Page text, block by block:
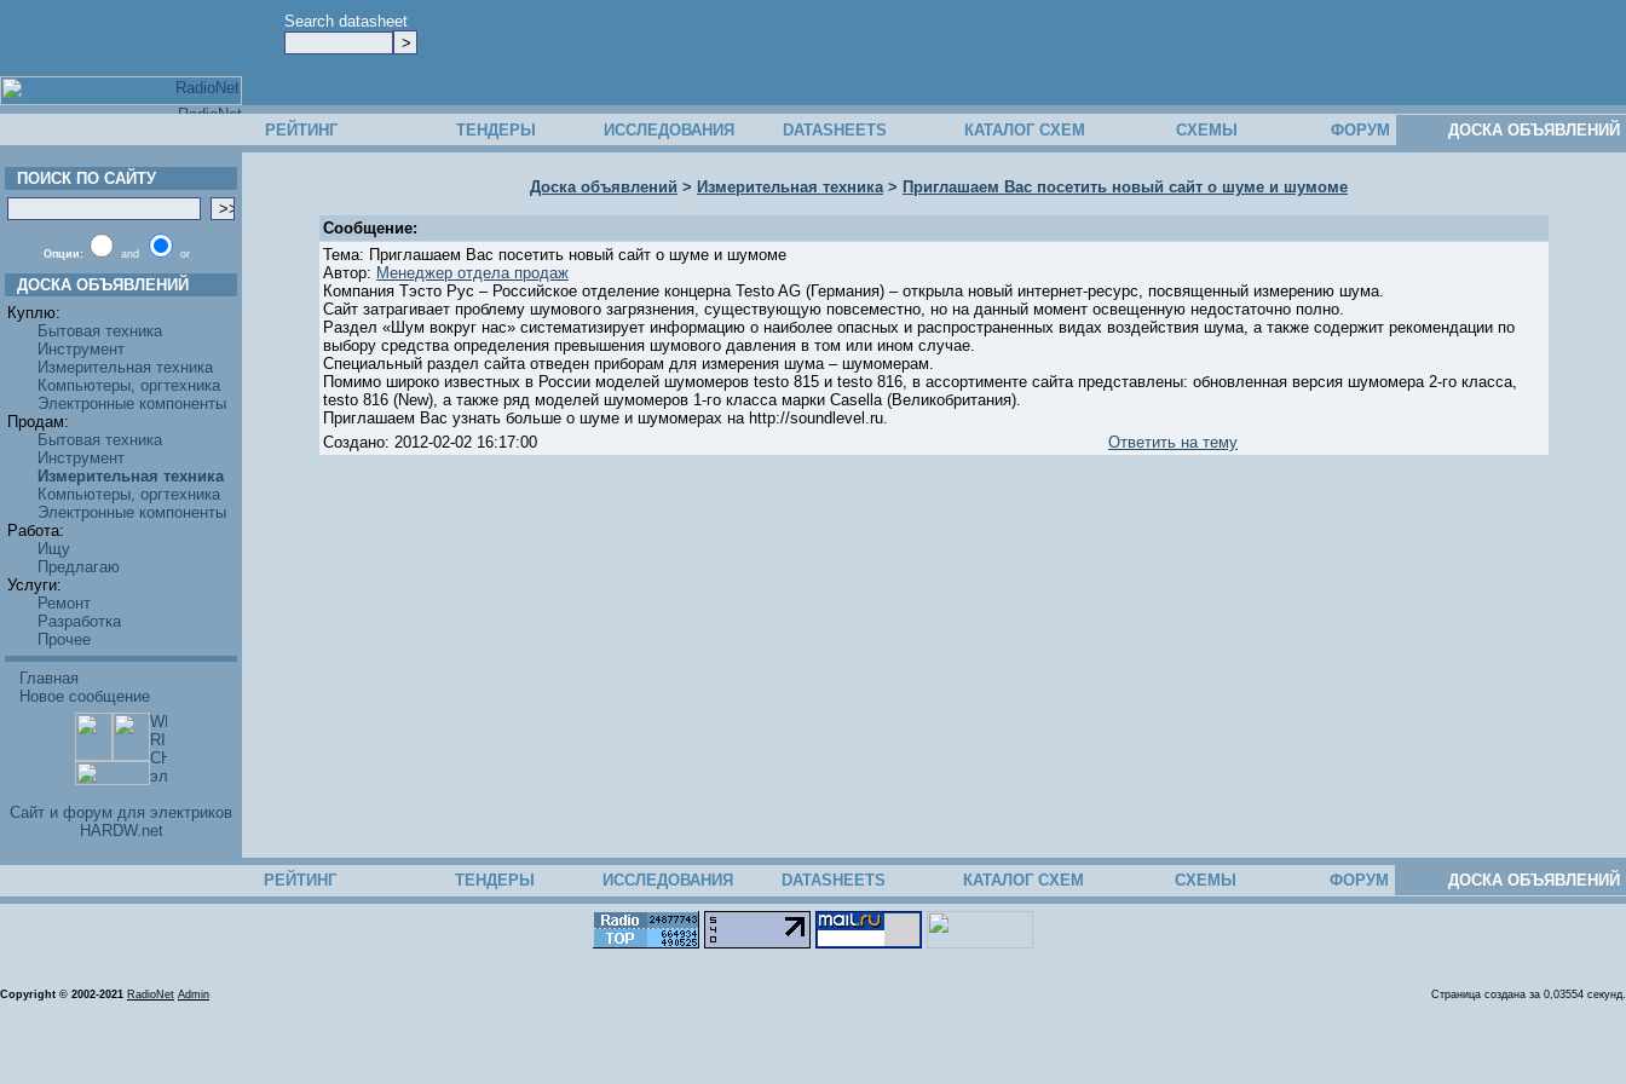
Search datasheet
РЕЙТИНГ ТЕНДЕРЫ ИССЛЕДОВАНИЯ DATASHEETS КАТАЛОГ СХЕМ СХЕМЫ ФОРУМ ДОСКА ОБЪЯВЛЕНИЙ
ПОИСК ПО САЙТУ
Опции: and or
ДОСКА ОБЪЯВЛЕНИЙ
Куплю:
Бытовая техника
Инструмент
Измерительная техника
Компьютеры, оргтехника
Электронные компоненты
Продам:
Бытовая техника
Инструмент
Измерительная техника
Компьютеры, оргтехника
Электронные компоненты
Работа:
Ищу
Предлагаю
Услуги:
Ремонт
Разработка
Прочее
Главная
Новое сообщение
Cайт и форум для электриков
HARDW.net
Доска объявлений > Измерительная техника> Приглашаем Вас посетить новый сайт о шуме и шумоме
Сообщение:
Тема: Приглашаем Вас посетить новый сайт о шуме и шумоме
Автор: Менеджер отдела продаж
Компания Тэсто Рус – Российское отделение концерна Testo AG (Германия) – открыла новый интернет-ресурс, посвященный измерению шума.
Сайт затрагивает проблему шумового загрязнения, существующую повсеместно, но на данный момент освещенную недостаточно полно.
Раздел «Шум вокруг нас» систематизирует информацию о наиболее опасных и распространенных видах воздействия шума, а также содержит рекомендации по
выбору средства определения превышения шумового давления в том или ином случае.
Специальный раздел сайта отведен приборам для измерения шума – шумомерам.
Помимо широко известных в России моделей шумомеров testo 815 и testo 816, в ассортименте сайта представлены: обновленная версия шумомера 2-го класса,
testo 816 (New), а также ряд моделей шумомеров 1-го класса марки Casella (Великобритания).
Приглашаем Вас узнать больше о шуме и шумомерах на http://soundlevel.ru.
Создано: 2012-02-02 16:17:00
Ответить на тему
РЕЙТИНГ ТЕНДЕРЫ ИССЛЕДОВАНИЯ DATASHEETS КАТАЛОГ СХЕМ СХЕМЫ ФОРУМ ДОСКА ОБЪЯВЛЕНИЙ
Copyright © 2002-2021 RadioNet Admin Страница создана за 0,03554 секунд.